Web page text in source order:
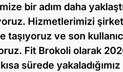
bir adım daha
Hizmetlerimizi
taşıyoruz ve son
Fit Brokoli olarak
sürede